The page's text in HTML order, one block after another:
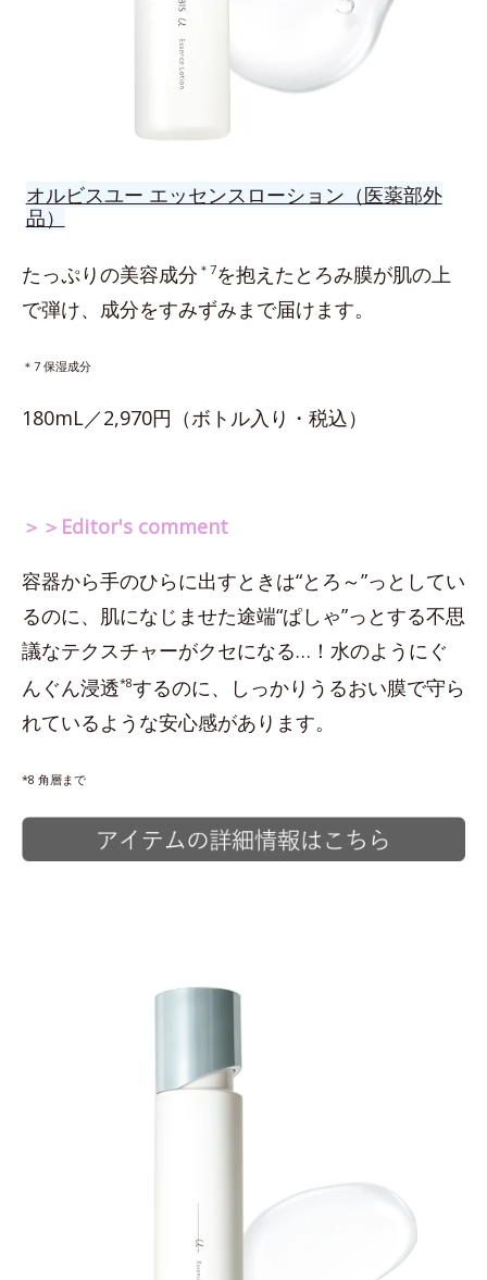
オルビスユー エッセンスローション（医薬部外
品）
たっぷりの美容成分 ＊7を抱えたとろみ膜が肌の上
で弾け、成分をすみずみまで届けます。
＊7 保湿成分
180mL／2,970円（ボトル入り・税込）
＞＞Editor's comment
容器から手のひらに出すときは“とろ～”っとしてい
るのに、肌になじませた途端“ぱしゃ”っとする不思
議なテクスチャーがクセになる…！水のようにぐ
んぐん浸透*8するのに、しっかりうるおい膜で守ら
れているような安心感があります。
*8 角層まで